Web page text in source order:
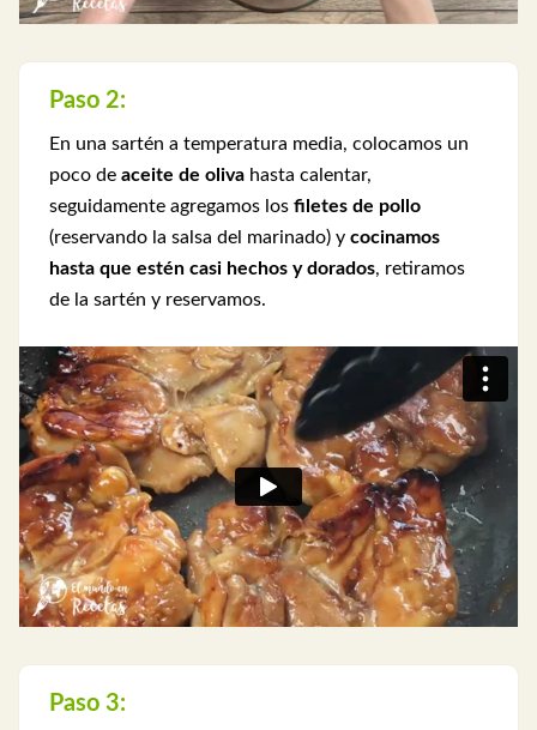
Paso 2:
En una sartén a temperatura media, colocamos un
poco de aceite de oliva hasta calentar,
seguidamente agregamos los filetes de pollo
(reservando la salsa del marinado) y cocinamos
hasta que estén casi hechos y dorados, retiramos
de la sartén y reservamos.
Paso 3: